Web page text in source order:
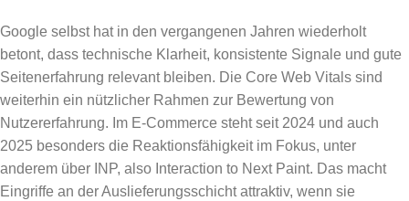
Google selbst hat in den vergangenen Jahren wiederholt
betont, dass technische Klarheit, konsistente Signale und gute
Seitenerfahrung relevant bleiben. Die Core Web Vitals sind
weiterhin ein nützlicher Rahmen zur Bewertung von
Nutzererfahrung. Im E-Commerce steht seit 2024 und auch
2025 besonders die Reaktionsfähigkeit im Fokus, unter
anderem über INP, also Interaction to Next Paint. Das macht
Eingriffe an der Auslieferungsschicht attraktiv, wenn sie